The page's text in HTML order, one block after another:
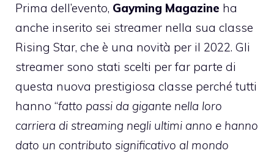
Prima dell’evento, Gayming Magazine ha
anche inserito sei streamer nella sua classe
Rising Star, che è una novità per il 2022. Gli
streamer sono stati scelti per far parte di
questa nuova prestigiosa classe perché tutti
hanno “fatto passi da gigante nella loro
carriera di streaming negli ultimi anno e hanno
dato un contributo significativo al mondo